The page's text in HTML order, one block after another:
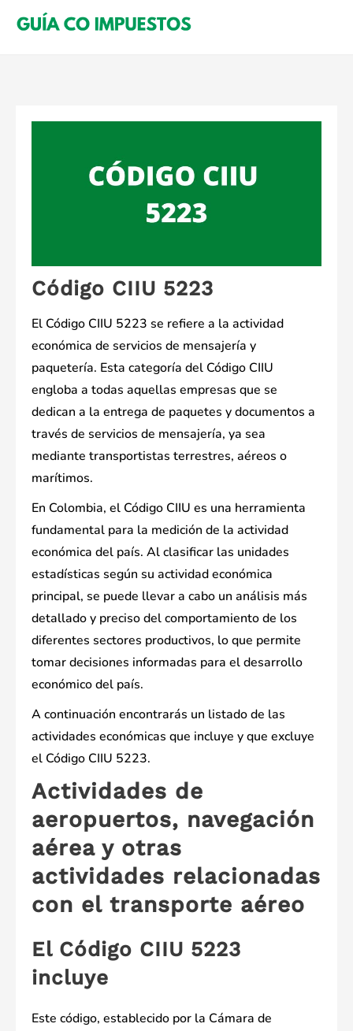
Código CIIU 5223
El Código CIIU 5223 se refiere a la actividad
económica de servicios de mensajería y
paquetería. Esta categoría del Código CIIU
engloba a todas aquellas empresas que se
dedican a la entrega de paquetes y documentos a
través de servicios de mensajería, ya sea
mediante transportistas terrestres, aéreos o
marítimos.
En Colombia, el Código CIIU es una herramienta
fundamental para la medición de la actividad
económica del país. Al clasificar las unidades
estadísticas según su actividad económica
principal, se puede llevar a cabo un análisis más
detallado y preciso del comportamiento de los
diferentes sectores productivos, lo que permite
tomar decisiones informadas para el desarrollo
económico del país.
A continuación encontrarás un listado de las
actividades económicas que incluye y que excluye
el Código CIIU 5223.
Actividades de
aeropuertos, navegación
aérea y otras
actividades relacionadas
con el transporte aéreo
El Código CIIU 5223
incluye
Este código, establecido por la Cámara de